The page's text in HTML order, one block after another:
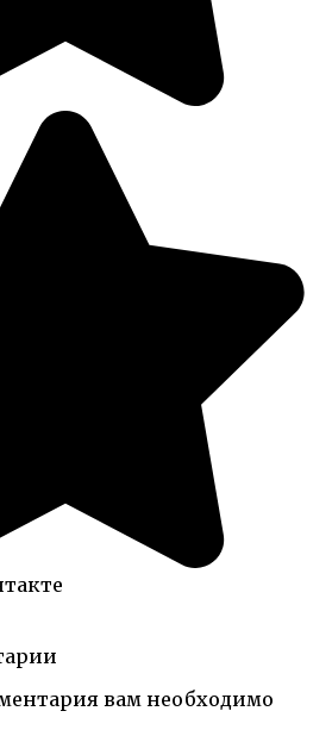
вам необходимо